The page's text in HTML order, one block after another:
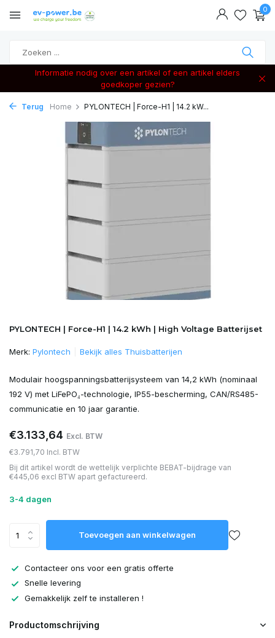
0
Informatie nodig over een artikel of een artikel elders
goedkoper gezien?
Terug Home PYLONTECH | Force-H1 | 14.2 kW...
PYLONTECH | Force-H1 | 14.2 kWh | High Voltage Batterijset
Merk: Pylontech Bekijk alles Thuisbatterijen
Modulair hoogspanningsbatterijsysteem van 14,2 kWh (nominaal
192 V) met LiFePO₄-technologie, IP55-bescherming, CAN/RS485-
communicatie en 10 jaar garantie.
€3.133,64 Excl. BTW
€3.791,70 Incl. BTW
Bij dit artikel wordt de wettelijk verplichte BEBAT-bijdrage van
€445,06 excl BTW apart gefactureerd.
3-4 dagen
Toevoegen aan winkelwagen
Contacteer ons voor een gratis offerte
Snelle levering
Gemakkelijk zelf te installeren !
Productomschrijving